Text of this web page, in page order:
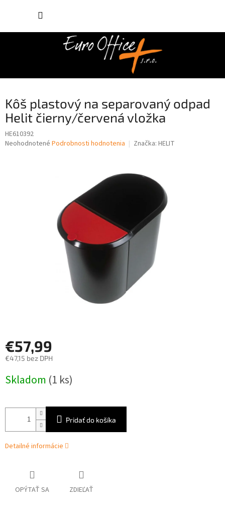
Kôš plastový na separovaný odpad
Helit čierny/červená vložka
HE610392
Priemerné
Neohodnotené Podrobnosti hodnotenia Značka: HELIT
€57,99
€47,15 bez DPH
cena:
Skladom (1 ks)
Pridať do košíka
Detailné informácie
OPÝTAŤ SA ZDIEĽAŤ